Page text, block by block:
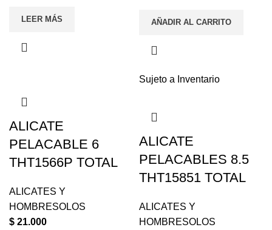
LEER MÁS AÑADIR AL CARRITO
ALICATE
PELACABLE 6
THT1566P TOTAL
ALICATES Y
HOMBRESOLOS
$ 21.000
Sujeto a Inventario
ALICATE
PELACABLES 8.5
THT15851 TOTAL
ALICATES Y
HOMBRESOLOS